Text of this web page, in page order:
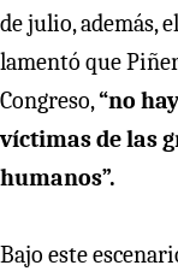
de julio, además,
lamentó que
Congreso,“no
víctimas de las
humanos”.
Bajo este